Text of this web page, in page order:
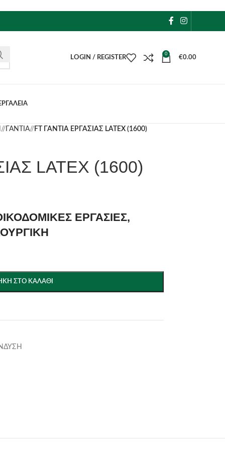
LOGIN / REGISTER
0
€0.00
/ ΓΑΝΤΙΑ/ FT ΓΑΝΤΙΑ ΕΡΓΑΣΙΑΣ LATEX (1600)
LATEX (1600)
ΕΡΓΑΣΙΕΣ,
ΣΤΟ ΚΑΛΆΘΙ